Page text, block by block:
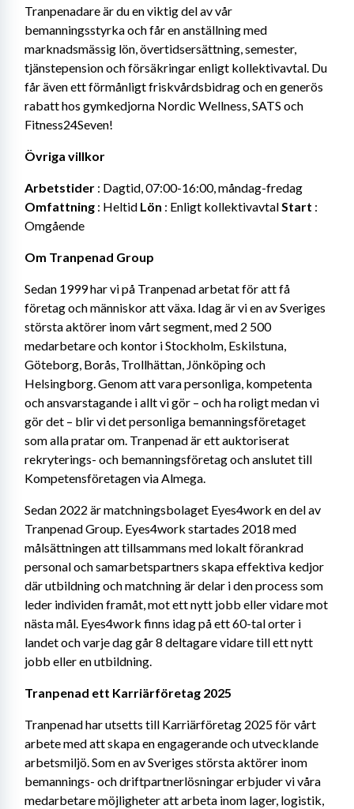
Tranpenadare är du en viktig del av vår
bemanningsstyrka och får en anställning med
marknadsmässig lön, övertidsersättning, semester,
tjänstepension och försäkringar enligt kollektivavtal. Du
får även ett förmånligt friskvårdsbidrag och en generös
rabatt hos gymkedjorna Nordic Wellness, SATS och
Fitness24Seven!
Övriga villkor
Arbetstider : Dagtid, 07:00-16:00, måndag-fredag
Omfattning : Heltid Lön : Enligt kollektivavtal Start :
Omgående
Om Tranpenad Group
Sedan 1999 har vi på Tranpenad arbetat för att få
företag och människor att växa. Idag är vi en av Sveriges
största aktörer inom vårt segment, med 2 500
medarbetare och kontor i Stockholm, Eskilstuna,
Göteborg, Borås, Trollhättan, Jönköping och
Helsingborg. Genom att vara personliga, kompetenta
och ansvarstagande i allt vi gör – och ha roligt medan vi
gör det – blir vi det personliga bemanningsföretaget
som alla pratar om. Tranpenad är ett auktoriserat
rekryterings- och bemanningsföretag och anslutet till
Kompetens­företagen via Almega.
Sedan 2022 är matchningsbolaget Eyes4work en del av
Tranpenad Group. Eyes4work startades 2018 med
målsättningen att tillsammans med lokalt förankrad
personal och samarbetspartners skapa effektiva kedjor
där utbildning och matchning är delar i den process som
leder individen framåt, mot ett nytt jobb eller vidare mot
nästa mål. Eyes4work finns idag på ett 60-tal orter i
landet och varje dag går 8 deltagare vidare till ett nytt
jobb eller en utbildning.
Tranpenad ett Karriärföretag 2025
Tranpenad har utsetts till Karriärföretag 2025 för vårt
arbete med att skapa en engagerande och utvecklande
arbetsmiljö. Som en av Sveriges största aktörer inom
bemannings- och driftpartnerlösningar erbjuder vi våra
medarbetare möjligheter att arbeta inom lager, logistik,